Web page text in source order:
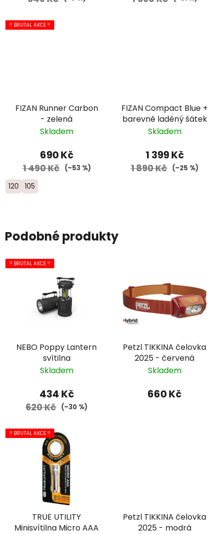
!! BRUTAL AKCE !!
FIZAN Runner Carbon
- zelená
Skladem
690 Kč
1 490 Kč (–53 %)
120 105
FIZAN Compact Blue +
barevně laděný šátek
Skladem
1 399 Kč
1 890 Kč (–25 %)
Podobné produkty
!! BRUTAL AKCE !!
NEBO Poppy Lantern
svítilna
Skladem
434 Kč
620 Kč (–30 %)
Petzl TIKKINA čelovka
2025 - červená
Skladem
660 Kč
!! BRUTAL AKCE !!
TRUE UTILITY
Minisvítilna Micro AAA
Petzl TIKKINA čelovka
2025 - modrá